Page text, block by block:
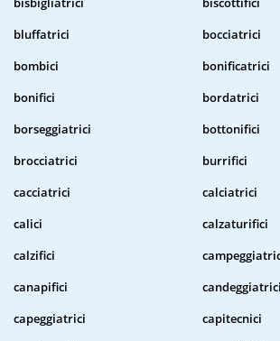
bluffatrici
bocciatrici
bombici
bonificatrici
bonifici
bordatrici
borseggiatrici
bottonifici
brocciatrici
burrifici
cacciatrici
calciatrici
calici
calzaturifici
calzifici
canapifici
candeggiatrici
capeggiatrici
capitecnici